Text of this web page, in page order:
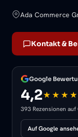
Ada Commerce
Kontakt &
Google
4,2
393 Rezensionen auf
Auf Google